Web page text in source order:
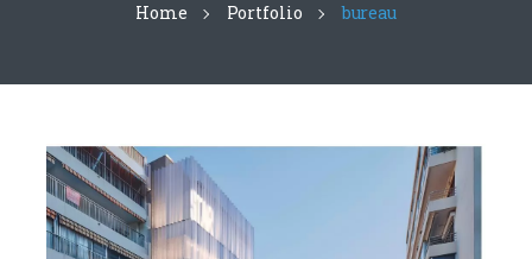
Home Portfolio bureau